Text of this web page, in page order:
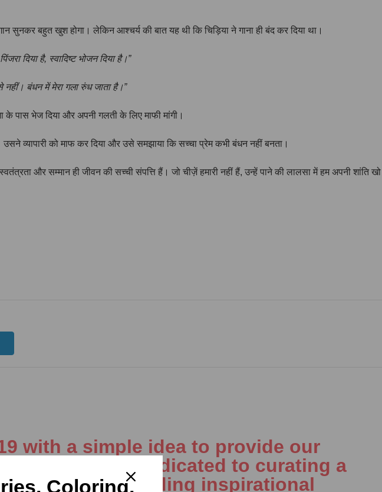
बहुत खुश होगा। लेकिन आश्चर्य की बात यह थी कि चिड़िया ने गाना ही बंद कर दिया था।
दिया है, स्वादिष्ट भोजन दिया है।”
बंधन में मेरा गला रुंध जाता है।”
पास भेज दिया और अपनी गलती के लिए माफी मांगी।
व्यापारी को माफ कर दिया और उसे समझाया कि सच्चा प्रेम कभी बंधन नहीं बनता।
और सम्मान ही जीवन की सच्ची संपत्ति हैं। जो चीज़ें हमारी नहीं हैं, उन्हें पाने की लालसा में हम अपनी शांति खो
with a simple idea to provide our
Our team is dedicated to curating a
including inspirational
Coloring,